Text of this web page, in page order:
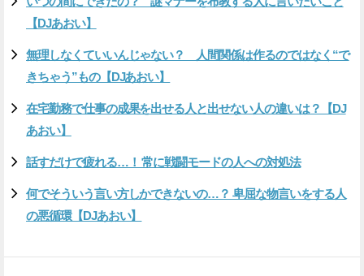
【DJあおい】
無理しなくていいんじゃない？ 人間関係は作るのではなく“で
きちゃう”もの【DJあおい】
在宅勤務で仕事の成果を出せる人と出せない人の違いは？【DJ
あおい】
話すだけで疲れる…！ 常に戦闘モードの人への対処法
何でそういう言い方しかできないの…？ 卑屈な物言いをする人
の悪循環【DJあおい】